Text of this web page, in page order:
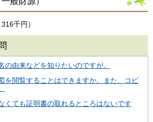
316千円）
の由来などを知りたいのですが。
を閲覧することはできますか。また、コピ
くても証明書の取れるところはないです